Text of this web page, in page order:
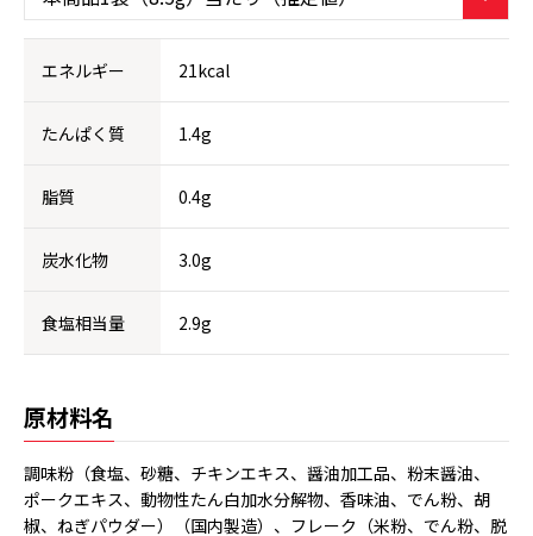
エネルギー 21kcal
たんぱく質 1.4g
脂質 0.4g
炭水化物 3.0g
食塩相当量 2.9g
原材料名
調味粉（食塩、砂糖、チキンエキス、醤油加工品、粉末醤油、
ポークエキス、動物性たん白加水分解物、香味油、でん粉、胡
椒、ねぎパウダー）（国内製造）、フレーク（米粉、でん粉、脱